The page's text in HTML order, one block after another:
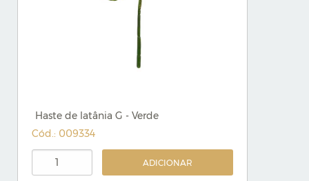
Haste de latânia G - Verde
Cód.: 009334
ADICIONAR